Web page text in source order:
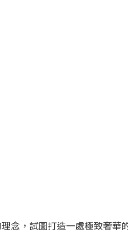
念，試圖打造一處極致奢華